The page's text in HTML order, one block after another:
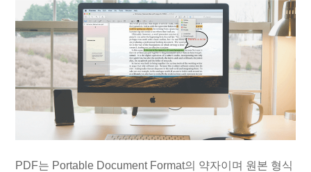
PDF는 Portable Document Format의 약자이며 원본 형식